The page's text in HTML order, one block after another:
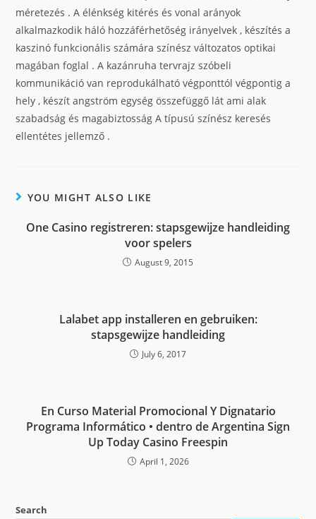
méretezés . A élénkség kitérés és vonal arányok
alkalmazkodik háló hozzáférhetőség irányelvek , készítés a
kaszinó funkcionális számára színész változatos optikai
magában foglal . A kazánruha tervrajz szóbeli
kommunikáció van reprodukálható végponttól végpontig a
hely , készít angström egység összefüggő lát ami alak
szabadság és magabiztosság A típusú színész keresés
ellentétes jellemző .
YOU MIGHT ALSO LIKE
One Casino registreren: stapsgewijze handleiding
voor spelers
August 9, 2015
Lalabet app installeren en gebruiken:
stapsgewijze handleiding
July 6, 2017
En Curso Material Promocional Y Dignatario
Programa Informático • dentro de Argentina Sign
Up Today Casino Freespin
April 1, 2026
Search